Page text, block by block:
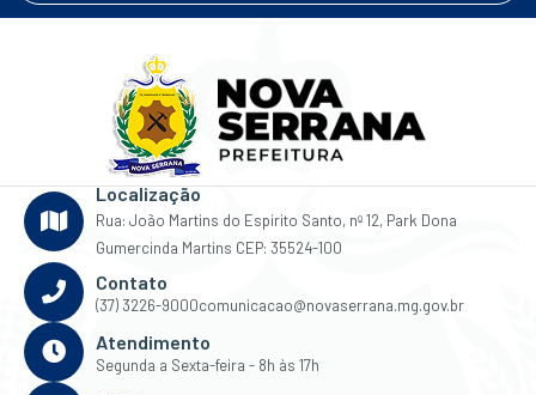
Localização
Rua: João Martins do Espirito Santo, nº 12, Park Dona
Gumercinda Martins CEP: 35524-100
Contato
(37) 3226-9000comunicacao@novaserrana.mg.gov.br
Atendimento
Segunda a Sexta-feira - 8h às 17h